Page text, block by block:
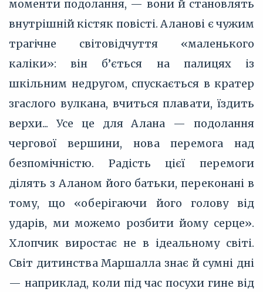
моменти подолання, — вони й становлять
внутрішній кістяк повісті. Аланові є чужим
трагічне світовідчуття «маленького
каліки»: він б’ється на палицях із
шкільним недругом, спускається в кратер
згаслого вулкана, вчиться плавати, їздить
верхи... Усе це для Алана — подолання
чергової вершини, нова перемога над
безпомічністю. Радість цієї перемоги
ділять з Аланом його батьки, переконані в
тому, що «оберігаючи його голову від
ударів, ми можемо розбити йому серце».
Хлопчик виростає не в ідеальному світі.
Світ дитинства Маршалла знає й сумні дні
— наприклад, коли під час посухи гине від